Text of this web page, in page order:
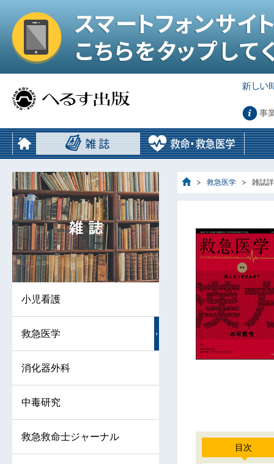
事
救急医学 雑誌
目次
小児看護
救急医学
消化器外科
中毒研究
救急救命士ジャーナル